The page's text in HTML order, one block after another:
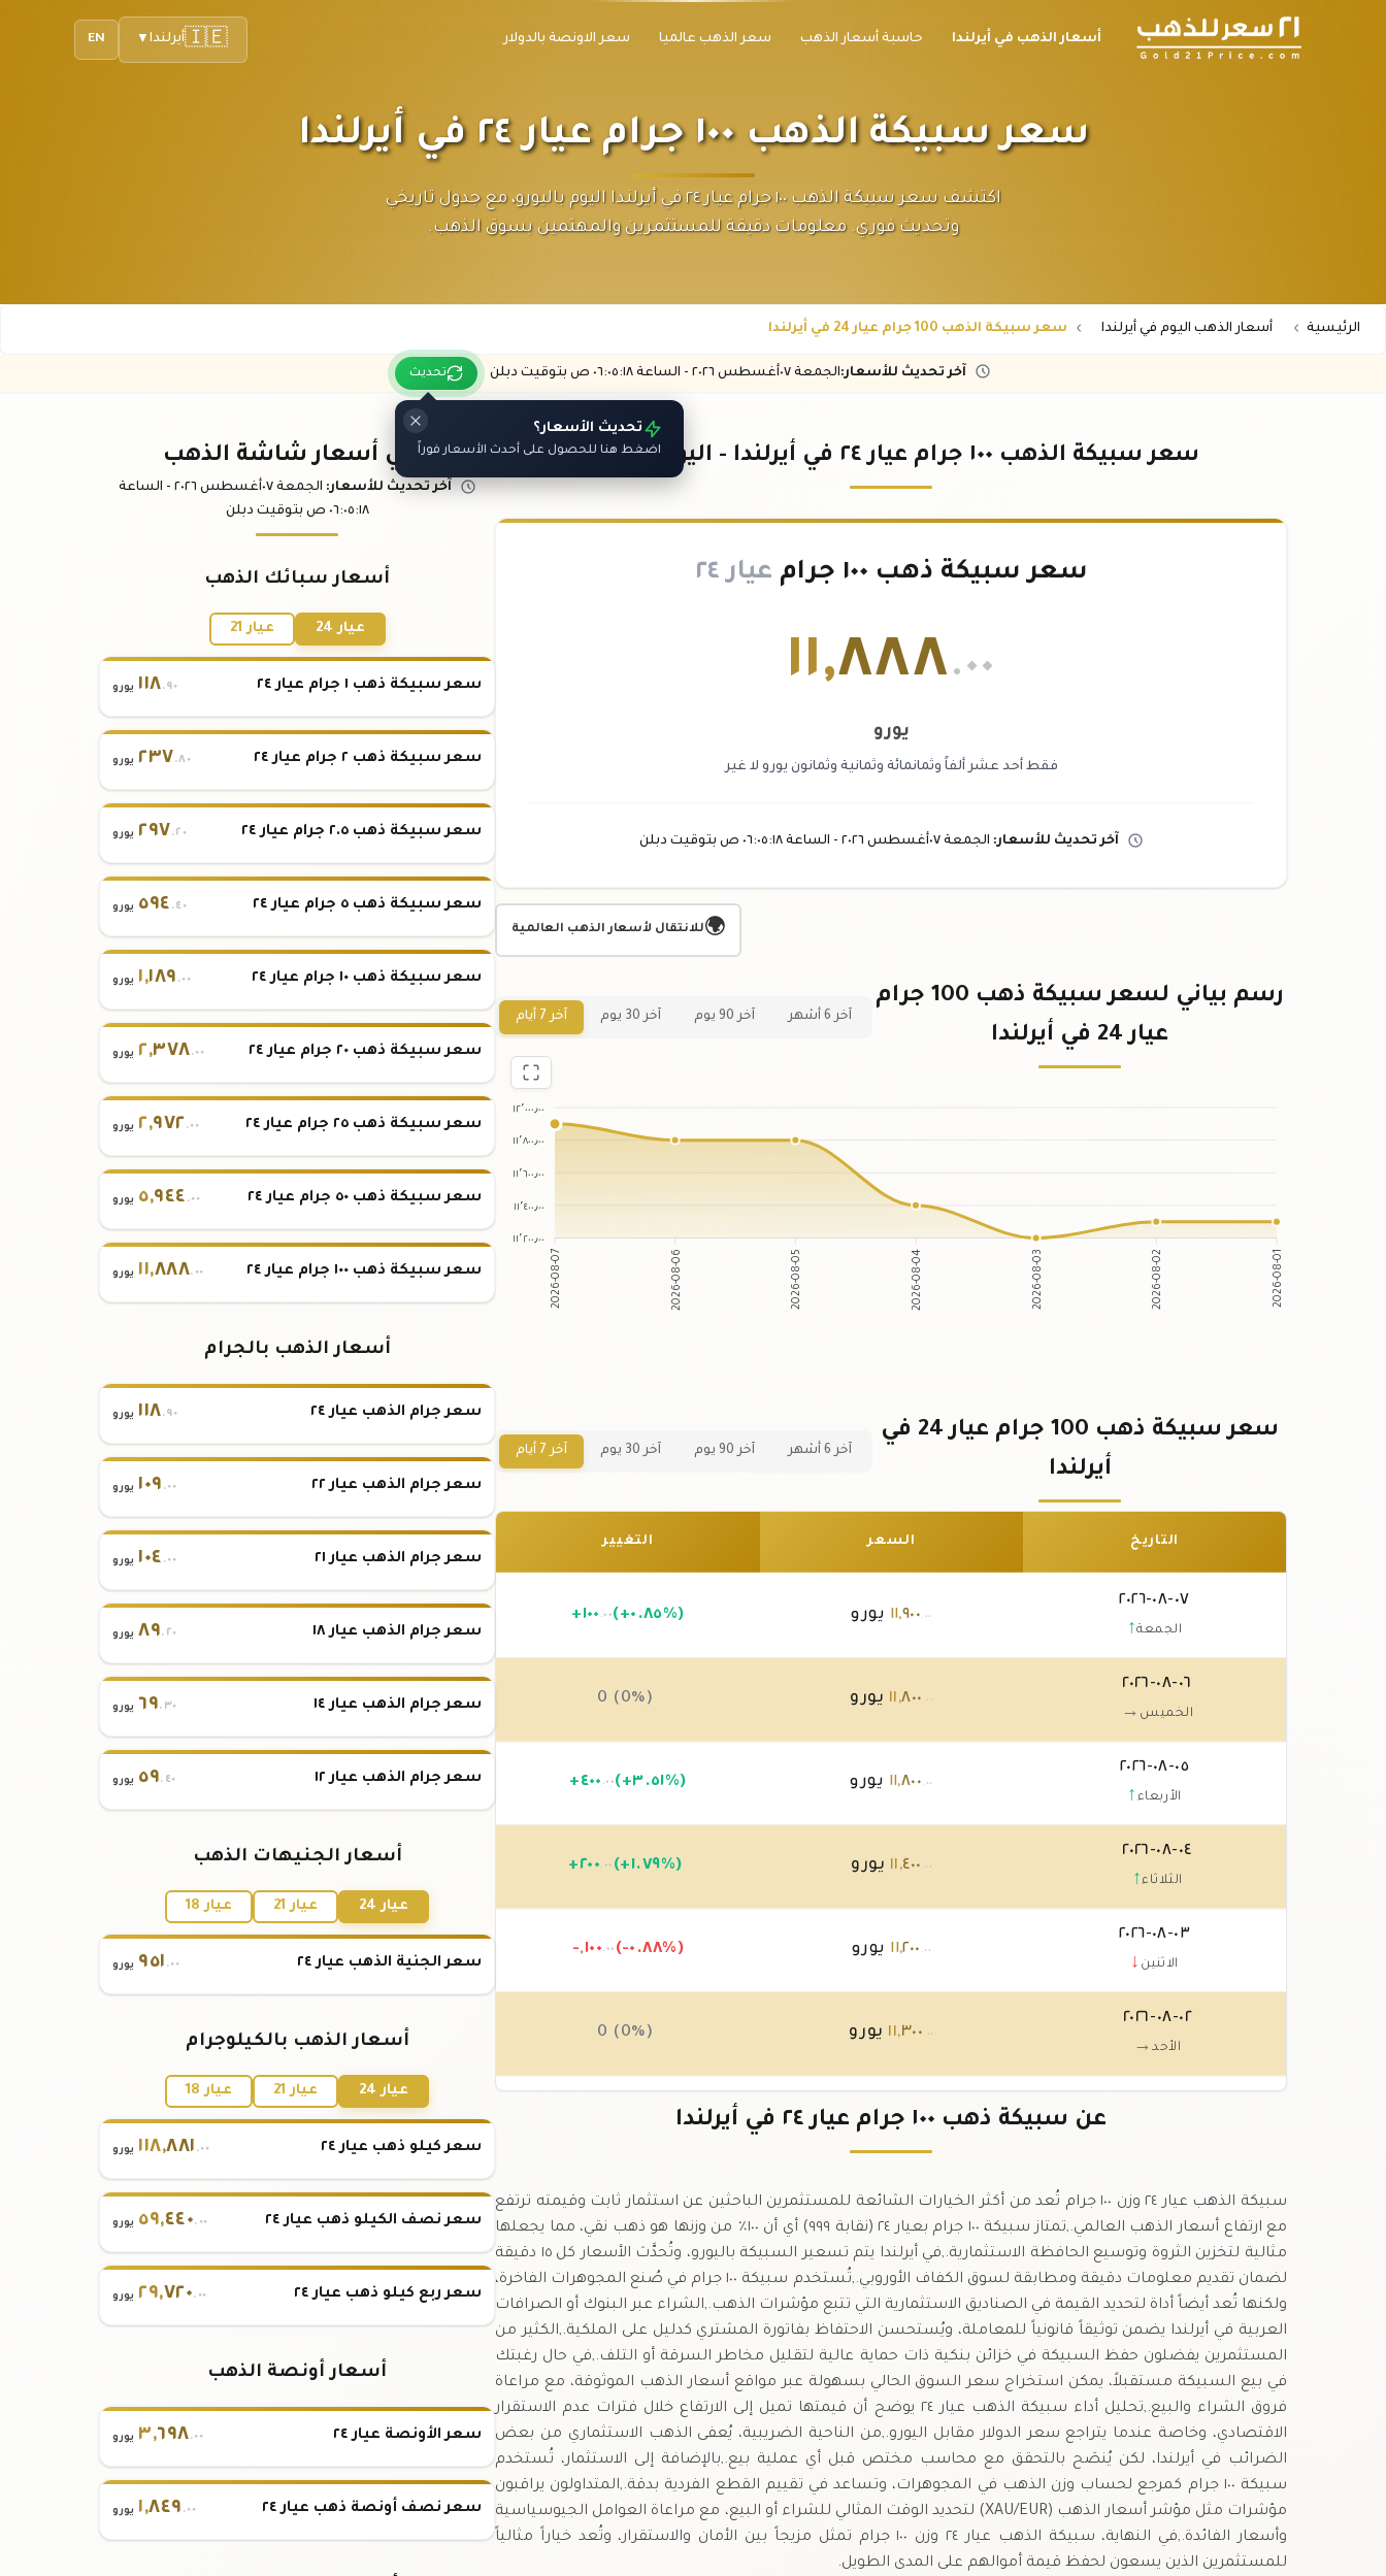
أسعار الذهب في أيرلندا حاسبة أسعار الذهب سعر الذهب عالميا سعر الاونصة بالدولار EN 🇮🇪أيرلندا ▼
سعر سبيكة الذهب ١٠٠ جرام عيار ٢٤ في أيرلندا
اكتشف سعر سبيكة الذهب ١٠٠ جرام عيار ٢٤ في أيرلندا اليوم باليورو، مع جدول تاريخي
وتحديث فوري. معلومات دقيقة للمستثمرين والمهتمين بسوق الذهب.
الرئيسية أسعار الذهب اليوم في أيرلندا سعر سبيكة الذهب 100 جرام عيار 24 في أيرلندا
آخر تحديث للأسعار:الجمعة ٠٧ أغسطس ٢٠٢٦ - الساعة :١٨ ص بتوقيت دبلن تحديث
تحديث الأسعار؟
اضغط هنا للحصول على أحدث الأسعار فوراً سعر سبيكة الذهب ١٠٠ جرام عيار ٢٤ في أيرلندا - اليوم باليورو
سعر سبيكة ذهب ١٠٠ جرام عيار ٢٤
١١,٨٨٨.٠٠
يورو
فقط أحد عشر ألفاً وثمانمائة وثمانية وثمانون يورو لا غير
آخر تحديث للأسعار: الجمعة ٠٧ أغسطس ٢٠٢٦ - الساعة ٠٦:٠٥:١٨ ص بتوقيت دبلن
🌍للانتقال لأسعار الذهب العالمية
رسم بياني لسعر سبيكة ذهب 100 جرام
عيار 24 في أيرلندا
آخر 6 أشهر آخر 90 يوم آخر 30 يوم آخر 7 أيام
١٢٬٠٠٠٫٠٠
١١٬٨٠٠٫٠٠
١١٬٦٠٠٫٠٠
١١٬٤٠٠٫٠٠
١١٬٢٠٠٫٠٠
2026-08-07 2026-08-06 2026-08-05 2026-08-04 2026-08-03 2026-08-02 2026-08-01
سعر سبيكة ذهب 100 جرام عيار 24 في
أيرلندا
آخر 6 أشهر آخر 90 يوم آخر 30 يوم آخر 7 أيام
التاريخ السعر التغيير
٠٧-٠٨-٢٠٢٦
الجمعة↑
١١,٩٠٠.٠٠ يورو +١٠٠ .٠٠ (+٠.٨٥%)
٠٦-٠٨-٢٠٢٦
الخميس →
١١,٨٠٠ .٠٠ يورو 0 (0%)
٠٥-٠٨-٢٠٢٦
الأربعاء ↑
١١,٨٠٠.٠٠ يورو +٤٠٠ .٠٠ (+٣.٥١%)
٠٤-٠٨-٢٠٢٦
الثلاثاء↑
١١,٤٠٠ .٠٠ يورو +٢٠٠ .٠٠ (+١.٧٩%)
٠٣-٠٨-٢٠٢٦
الاثنين ↓
١١,٢٠٠ .٠٠ يورو -,١٠٠ .٠٠ (-٠.٨٨%)
٠٢-٠٨-٢٠٢٦
الأحد→
١١,٣٠٠.٠٠ يورو 0 (0%)
١١,٣٠٠.٠٠ يورو عن سبيكة ذهب ١٠٠ جرام عيار ٢٤ في أيرلندا
سبيكة الذهب عيار ٢٤ وزن ١٠٠ جرام تُعد من أكثر الخيارات الشائعة للمستثمرين الباحثين عن استثمار ثابت وقيمته ترتفع
مع ارتفاع أسعار الذهب العالمي.,تمتاز سبيكة ١٠٠ جرام بعيار ٢٤ (نقابة ٩٩٩) أي أن ١٠٠٪ من وزنها هو ذهب نقي، مما يجعلها
مثالية لتخزين الثروة وتوسيع الحافظة الاستثمارية.,في أيرلندا يتم تسعير السبيكة باليورو، وتُحدَّث الأسعار كل ١٥ دقيقة
لضمان تقديم معلومات دقيقة ومطابقة لسوق الكفاف الأوروبي.,تُستخدم سبيكة ١٠٠ جرام في صُنع المجوهرات الفاخرة،
ولكنها تُعد أيضاً أداة لتحديد القيمة في الصناديق الاستثمارية التي تتبع مؤشرات الذهب.,الشراء عبر البنوك أو الصرافات
العربية في أيرلندا يضمن توثيقاً قانونياً للمعاملة، ويُستحسن الاحتفاظ بفاتورة المشتري كدليل على الملكية.,الكثير من
المستثمرين يفضلون حفظ السبيكة في خزائن بنكية ذات حماية عالية لتقليل مخاطر السرقة أو التلف.,في حال رغبتك
في بيع السبيكة مستقبلاً، يمكن استخراج سعر السوق الحالي بسهولة عبر مواقع أسعار الذهب الموثوقة، مع مراعاة
فروق الشراء والبيع.,تحليل أداء سبيكة الذهب عيار ٢٤ يوضح أن قيمتها تميل إلى الارتفاع خلال فترات عدم الاستقرار
الاقتصادي، وخاصة عندما يتراجع سعر الدولار مقابل اليورو.,من الناحية الضريبية، يُعفى الذهب الاستثماري من بعض
الضرائب في أيرلندا، لكن يُنصَح بالتحقق مع محاسب مختص قبل أي عملية بيع.,بالإضافة إلى الاستثمار، تُستخدم
سبيكة ١٠٠ جرام كمرجع لحساب وزن الذهب في المجوهرات، وتساعد في تقييم القطع الفردية بدقة.,المتداولون يراقبون
مؤشرات مثل مؤشر أسعار الذهب (XAU/EUR) لتحديد الوقت المثالي للشراء أو البيع، مع مراعاة العوامل الجيوسياسية
وأسعار الفائدة.,في النهاية، سبيكة الذهب عيار ٢٤ وزن ١٠٠ جرام تمثل مزيجاً بين الأمان والاستقرار، وتُعد خياراً مثالياً
للمستثمرين الذين يسعون لحفظ قيمة أموالهم على المدى الطويل.
باقي أسعار شاشة الذهب
آخر تحديث للأسعار: الجمعة ٠٧ أغسطس ٢٠٢٦ -
الساعة
٠٦:٠٥:١٨ ص بتوقيت دبلن
أسعار سبائك الذهب
عيار 24 عيار 21
سعر سبيكة ذهب ١ جرام عيار ٢٤ ١١٨.٩٠ يورو
سعر سبيكة ذهب ٢ جرام عيار ٢٤ ٢٣٧ .٨٠ يورو
سعر سبيكة ذهب ٢.٥ جرام عيار ٢٤ ٢٩٧ .٢٠ يورو
سعر سبيكة ذهب ٥ جرام عيار ٢٤ ٥٩٤ .٤٠ يورو
سعر سبيكة ذهب ١٠ جرام عيار ٢٤ ١,١٨٩ .٠٠ يورو
سعر سبيكة ذهب ٢٠ جرام عيار ٢٤ ٢,٣٧٨.٠٠ يورو
سعر سبيكة ذهب ٢٥ جرام عيار ٢٤ ٢,٩٧٢ .٠٠ يورو
سعر سبيكة ذهب ٥٠ جرام عيار ٢٤ ٥,٩٤٤ .٠٠ يورو
سعر سبيكة ذهب ١٠٠ جرام عيار ٢٤ ١١,٨٨٨.٠٠ يورو
أسعار الذهب بالجرام
سعر جرام الذهب عيار ٢٤ ١١٨.٩٠ يورو
سعر جرام الذهب عيار ٢٢ ١٠٩ .٠٠ يورو
سعر جرام الذهب عيار ٢١ ١٠٤ .٠٠ يورو
سعر جرام الذهب عيار ١٨ ٨٩.٢٠ يورو
سعر جرام الذهب عيار ١٤ ٦٩.٣٠ يورو
سعر جرام الذهب عيار ١٢ ٥٩.٤٠ يورو
أسعار الجنيهات الذهب
عيار 24 عيار 21 عيار 18
سعر الجنية الذهب عيار ٢٤ ٩٥١ .٠٠ يورو
أسعار الذهب بالكيلوجرام
عيار 24 عيار 21 عيار 18
سعر كيلو ذهب عيار ٢٤ ١١٨,٨٨١ .٠٠ يورو
سعر نصف الكيلو ذهب عيار ٢٤ ٥٩,٤٤٠.٠٠ يورو
سعر ربع كيلو ذهب عيار ٢٤ ٢٩,٧٢٠.٠٠ يورو
أسعار أونصة الذهب
سعر الأونصة عيار ٢٤ ٣,٦٩٨.٠٠ يورو
سعر نصف أونصة ذهب عيار ٢٤ ١,٨٤٩ .٠٠ يورو